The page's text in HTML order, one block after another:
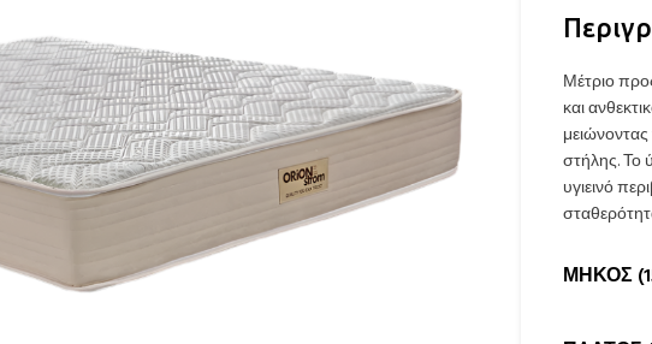
Μέτριο
και
στήλης. Το
υγιεινό
ΜΉΚΟΣ